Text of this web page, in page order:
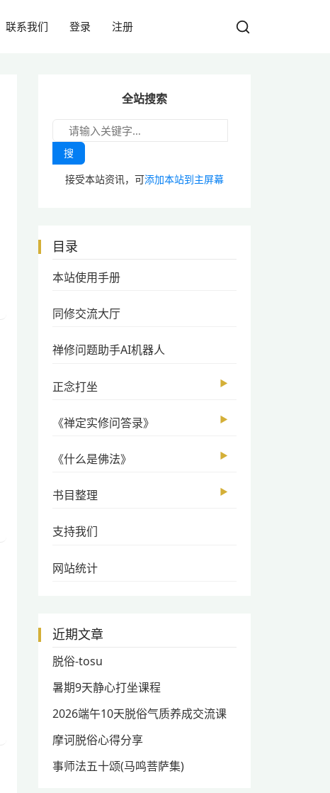
联系我们 登录 注册
全站搜索
搜
接受本站资讯，可添加本站到主屏幕
目录
本站使用手册
同修交流大厅
禅修问题助手AI机器人
正念打坐 ▶
《禅定实修问答录》 ▶
《什么是佛法》 ▶
书目整理 ▶
支持我们
网站统计
近期文章
脱俗-tosu
暑期9天静心打坐课程
2026端午10天脱俗气质养成交流课
摩诃脱俗心得分享
事师法五十颂(马鸣菩萨集)